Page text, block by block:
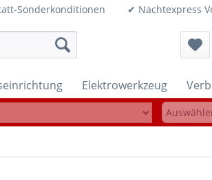
Sonderkonditionen ✔
Elektrowerkzeug